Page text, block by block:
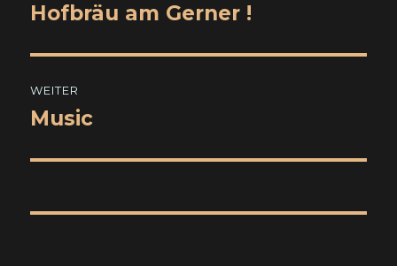
Vorheriger
Hofbräu am Gerner !
WEITER
Nächster
Music